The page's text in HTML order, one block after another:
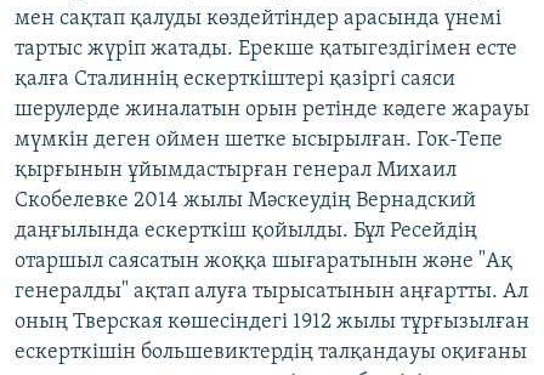
мен сақтап қалуды көздейтіндер арасында үнемі
тартыс жүріп жатады. Ерекше қатыгездігімен есте
қалға Сталиннің ескерткіштері қазіргі саяси
шерулерде жиналатын орын ретінде кәдеге жарауы
мүмкін деген оймен шетке ысырылған. Гок-Тепе
қырғынын ұйымдастырған генерал Михаил
Скобелевке 2014 жылы Мәскеудің Вернадский
даңғылында ескерткіш қойылды. Бұл Ресейдің
отаршыл саясатын жоққа шығаратынын және "Ақ
генералды" ақтап алуға тырысатынын аңғартты. Ал
оның Тверская көшесіндегі 1912 жылы тұрғызылған
ескерткішін большевиктердің талқандауы оқиғаны